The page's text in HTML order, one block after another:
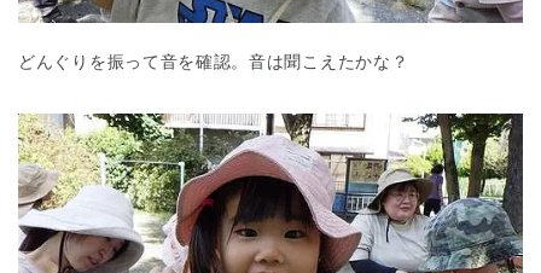
どんぐりを振って音を確認。音は聞こえたかな？